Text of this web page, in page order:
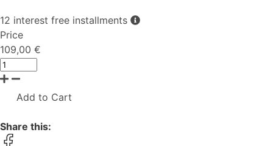
12 interest free installments
Price
109,00 €
Add to Cart
Share this: